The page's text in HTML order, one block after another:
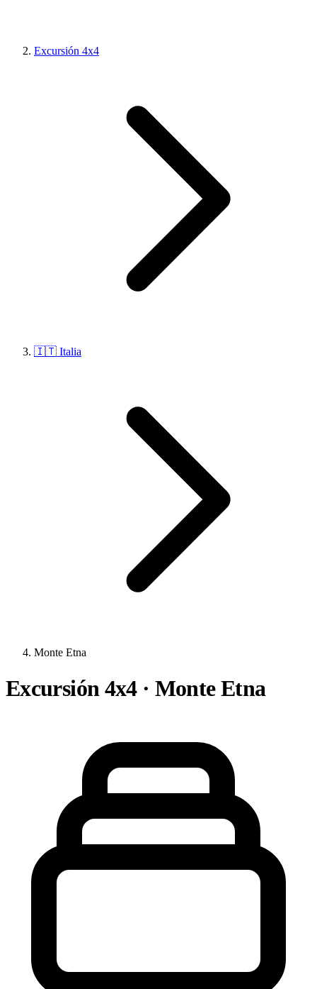
Excursión 4x4
🇮🇹 Italia
Monte Etna
Excursión 4x4 · Monte Etna